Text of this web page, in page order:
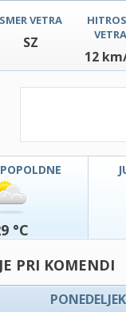
SMER VETRA
SZ
VETRA
12
°C
PRI KOMENDI
PONEDELJEK